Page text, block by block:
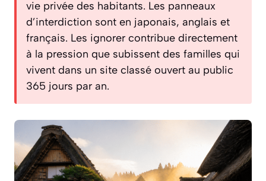
vie privée des habitants. Les panneaux
d’interdiction sont en japonais, anglais et
français. Les ignorer contribue directement
à la pression que subissent des familles qui
vivent dans un site classé ouvert au public
365 jours par an.